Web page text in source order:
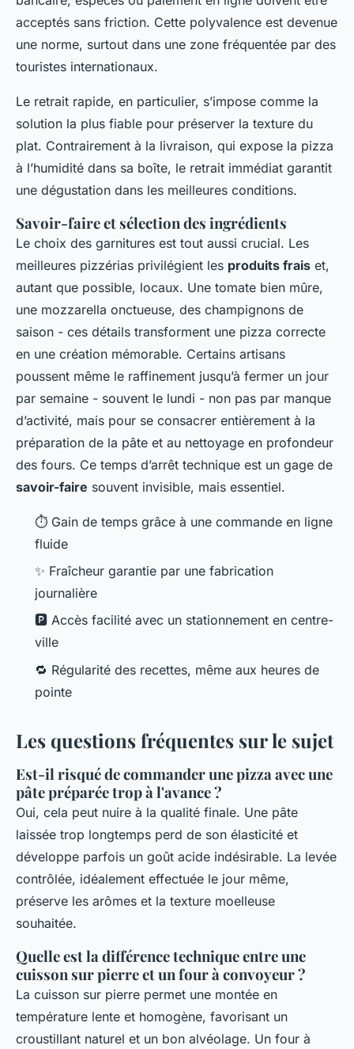
acceptés sans friction. Cette polyvalence est devenue
une norme, surtout dans une zone fréquentée par des
touristes internationaux.
Le retrait rapide, en particulier, s’impose comme la
solution la plus fiable pour préserver la texture du
plat. Contrairement à la livraison, qui expose la pizza
à l’humidité dans sa boîte, le retrait immédiat garantit
une dégustation dans les meilleures conditions.
Savoir-faire et sélection des ingrédients
Le choix des garnitures est tout aussi crucial. Les
meilleures pizzérias privilégient les produits frais et,
autant que possible, locaux. Une tomate bien mûre,
une mozzarella onctueuse, des champignons de
saison - ces détails transforment une pizza correcte
en une création mémorable. Certains artisans
poussent même le raffinement jusqu’à fermer un jour
par semaine - souvent le lundi - non pas par manque
d’activité, mais pour se consacrer entièrement à la
préparation de la pâte et au nettoyage en profondeur
des fours. Ce temps d’arrêt technique est un gage de
savoir-faire souvent invisible, mais essentiel.
⏱️ Gain de temps grâce à une commande en ligne
fluide
✨ Fraîcheur garantie par une fabrication
journalière
🅿️ Accès facilité avec un stationnement en centre-
ville
🔁 Régularité des recettes, même aux heures de
pointe
Les questions fréquentes sur le sujet
Est-il risqué de commander une pizza avec une
pâte préparée trop à l'avance ?
Oui, cela peut nuire à la qualité finale. Une pâte
laissée trop longtemps perd de son élasticité et
développe parfois un goût acide indésirable. La levée
contrôlée, idéalement effectuée le jour même,
préserve les arômes et la texture moelleuse
souhaitée.
Quelle est la différence technique entre une
cuisson sur pierre et un four à convoyeur ?
La cuisson sur pierre permet une montée en
température lente et homogène, favorisant un
croustillant naturel et un bon alvéolage. Un four à